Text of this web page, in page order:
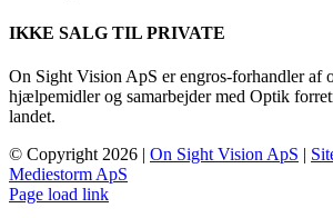
IKKE SALG TIL PRIVATE
On Sight Vision ApS er engros-forhandler af
hjælpemidler og samarbejder med Optik
landet.
© Copyright 2026 | On Sight Vision ApS |
Mediestorm ApS
Page load link